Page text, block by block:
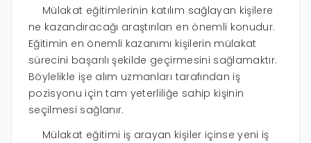
Mülakat eğitimlerinin katılım sağlayan kişilere
ne kazandıracağı araştırılan en önemli konudur.
Eğitimin en önemli kazanımı kişilerin mülakat
sürecini başarılı şekilde geçirmesini sağlamaktır.
Böylelikle işe alım uzmanları tarafından iş
pozisyonu için tam yeterliliğe sahip kişinin
seçilmesi sağlanır.
Mülakat eğitimi iş arayan kişiler içinse yeni iş